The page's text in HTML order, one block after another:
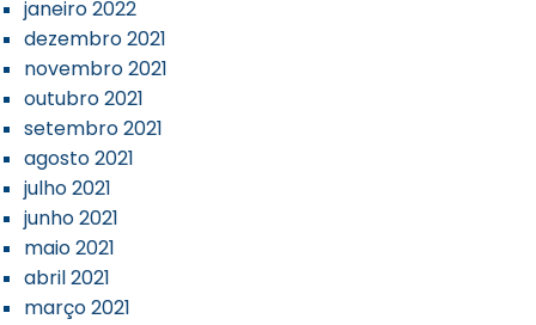
janeiro 2022
dezembro 2021
novembro 2021
outubro 2021
setembro 2021
agosto 2021
julho 2021
junho 2021
maio 2021
abril 2021
março 2021